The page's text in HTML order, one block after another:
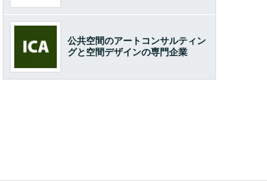
公共空間のアートコンサルティン
グと空間デザインの専門企業